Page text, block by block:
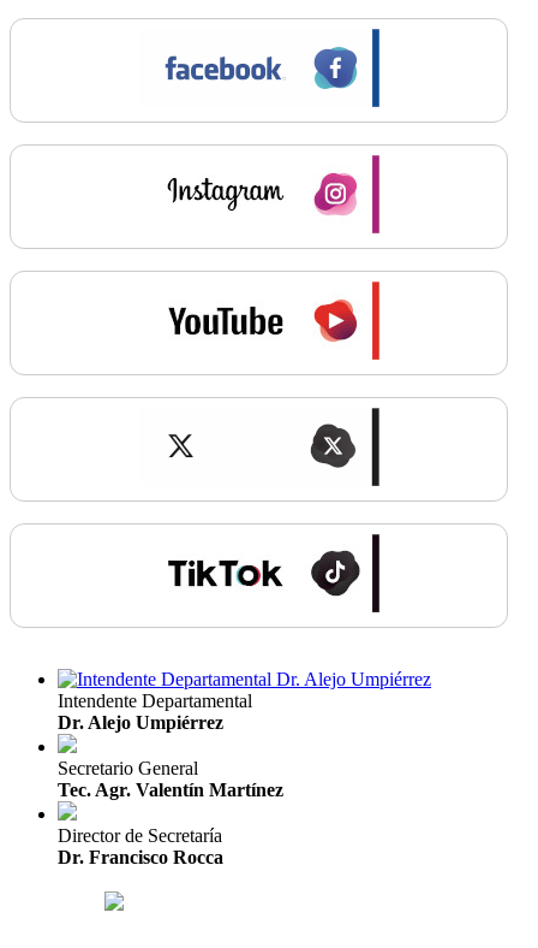
Intendente Departamental
Dr. Alejo Umpiérrez
Secretario General
Tec. Agr. Valentín Martínez
Director de Secretaría
Dr. Francisco Rocca